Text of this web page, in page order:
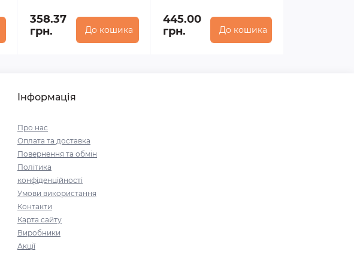
358.37
грн.
До кошика
445.00
грн.
До кошика
Інформація
Про нас
Оплата та доставка
Повернення та обмін
Політика
конфіденційності
Умови використання
Контакти
Карта сайту
Виробники
Акції